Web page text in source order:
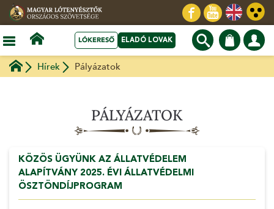
LÓKERESŐ ELADÓ LOVAK
Hírek Pályázatok
PÁLYÁZATOK
KÖZÖS ÜGYÜNK AZ ÁLLATVÉDELEM
ALAPÍTVÁNY 2025. ÉVI ÁLLATVÉDELMI
ÖSZTÖNDÍJPROGRAM